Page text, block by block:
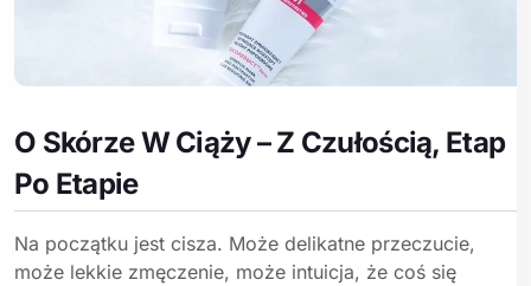
O Skórze W Ciąży – Z Czułością, Etap
Po Etapie
Na początku jest cisza. Może delikatne przeczucie,
może lekkie zmęczenie, może intuicja, że coś się